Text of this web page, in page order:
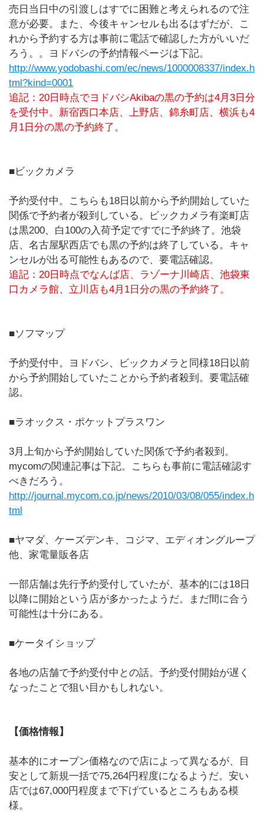
売日当日中の引渡しはすでに困難と考えられるので注
意が必要。また、今後キャンセルも出るはずだが、こ
れから予約する方は事前に電話で確認した方がいいだ
ろう。。ヨドバシの予約情報ページは下記。
http://www.yodobashi.com/ec/news/1000008337/index.h
tml?kind=0001
追記：20日時点でヨドバシAkibaの黒の予約は4月3日分
を受付中。新宿西口本店、上野店、錦糸町店、横浜も4
月1日分の黒の予約終了。
■ビックカメラ
予約受付中。こちらも18日以前から予約開始していた
関係で予約者が殺到している。ビックカメラ有楽町店
は黒200、白100の入荷予定ですでに予約終了。池袋
店、名古屋駅西店でも黒の予約は終了している。キャ
ンセルが出る可能性もあるので、要電話確認。
追記：20日時点でなんば店、ラゾーナ川崎店、池袋東
口カメラ館、立川店も4月1日分の黒の予約終了。
■ソフマップ
予約受付中。ヨドバシ、ビックカメラと同様18日以前
から予約開始していたことから予約者殺到。要電話確
認。
■ラオックス・ポケットプラスワン
3月上旬から予約開始していた関係で予約者殺到。
mycomの関連記事は下記。こちらも事前に電話確認す
べきだろう。
http://journal.mycom.co.jp/news/2010/03/08/055/index.h
tml
■ヤマダ、ケーズデンキ、コジマ、エディオングループ
他、家電量販各店
一部店舗は先行予約受付していたが、基本的には18日
以降に開始という店が多かったようだ。まだ間に合う
可能性は十分にある。
■ケータイショップ
各地の店舗で予約受付中との話。予約受付開始が遅く
なったことで狙い目かもしれない。
【価格情報】
基本的にオープン価格なので店によって異なるが、目
安として新規一括で75,264円程度になるようだ。安い
店では67,000円程度まで下げているところもある模
様。